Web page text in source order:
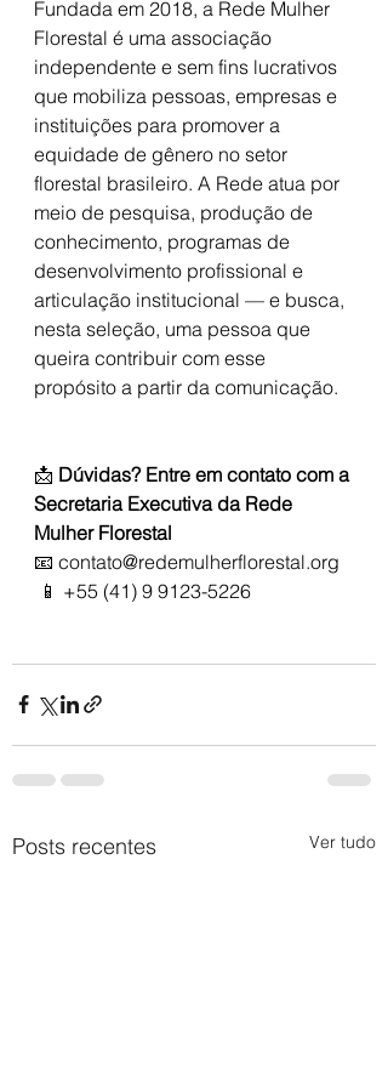
Fundada em 2018, a Rede Mulher
Florestal é uma associação
independente e sem fins lucrativos
que mobiliza pessoas, empresas e
instituições para promover a
equidade de gênero no setor
florestal brasileiro. A Rede atua por
meio de pesquisa, produção de
conhecimento, programas de
desenvolvimento profissional e
articulação institucional — e busca,
nesta seleção, uma pessoa que
queira contribuir com esse
propósito a partir da comunicação.
📩 Dúvidas? Entre em contato com a
Secretaria Executiva da Rede
Mulher Florestal
📧 contato@redemulherflorestal.org
📱 +55 (41) 9 9123-5226
Posts recentes Ver tudo